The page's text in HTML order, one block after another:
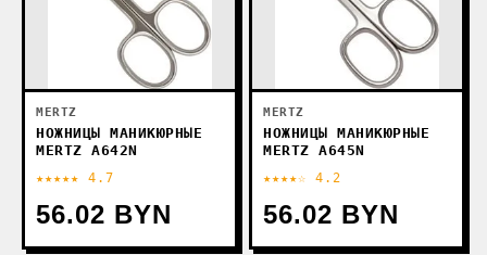
MERTZ
НОЖНИЦЫ МАНИКЮРНЫЕ
MERTZ A642N
★★★★★ 4.7
56.02 BYN
MERTZ
НОЖНИЦЫ МАНИКЮРНЫЕ
MERTZ A645N
★★★★☆ 4.2
56.02 BYN